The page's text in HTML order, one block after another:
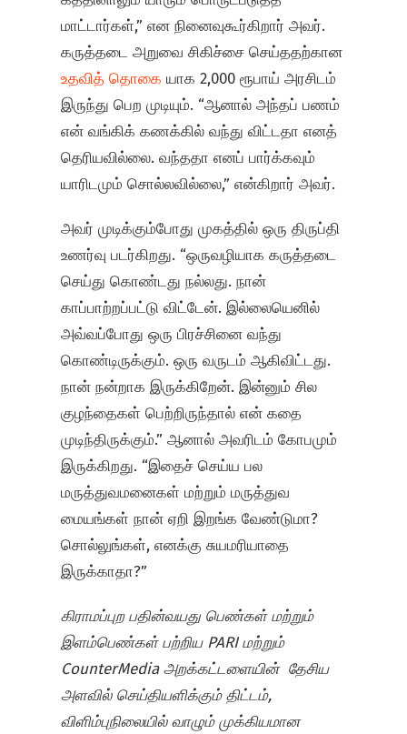
மாட்டார்கள்,” என நினைவுகூர்கிறார் அவர்.
கருத்தடை அறுவை சிகிச்சை செய்ததற்கான
உதவித் தொகையாக 2,000 ரூபாய் அரசிடம்
இருந்து பெற முடியும். “ஆனால் அந்தப் பணம்
என் வங்கிக் கணக்கில் வந்து விட்டதா எனத்
தெரியவில்லை. வந்ததா எனப் பார்க்கவும்
யாரிடமும் சொல்லவில்லை,” என்கிறார் அவர்.
அவர் முடிக்கும்போது முகத்தில் ஒரு திருப்தி
உணர்வு படர்கிறது. “ஒருவழியாக கருத்தடை
செய்து கொண்டது நல்லது. நான்
காப்பாற்றப்பட்டு விட்டேன். இல்லையெனில்
அவ்வப்போது ஒரு பிரச்சினை வந்து
கொண்டிருக்கும். ஒரு வருடம் ஆகிவிட்டது.
நான் நன்றாக இருக்கிறேன். இன்னும் சில
குழந்தைகள் பெற்றிருந்தால் என் கதை
முடிந்திருக்கும்.” ஆனால் அவரிடம் கோபமும்
இருக்கிறது. “இதைச் செய்ய பல
மருத்துவமனைகள் மற்றும் மருத்துவ
மையங்கள் நான் ஏறி இறங்க வேண்டுமா?
சொல்லுங்கள், எனக்கு சுயமரியாதை
இருக்காதா?”
கிராமப்புற பதின்வயது பெண்கள் மற்றும்
இளம்பெண்கள் பற்றிய PARI மற்றும்
CounterMedia அறக்கட்டளையின் தேசிய
அளவில் செய்தியளிக்கும் திட்டம்,
விளிம்புநிலையில் வாழும் முக்கியமான